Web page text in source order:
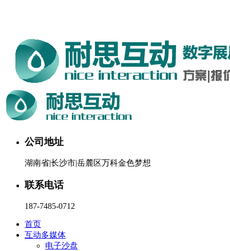
公司地址
湖南省|长沙市|岳麓区万科金色梦想
联系电话
187-7485-0712
首页
互动多媒体
电子沙盘